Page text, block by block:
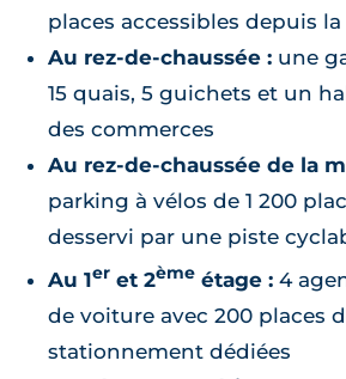
places accessibles depuis
Au rez-de-chaussée : une
15 quais, 5 guichets et un
des commerces
Au rez-de-chaussée de la
parking à vélos de 1 200
desservi par une piste
Au 1er et 2ème étage : 4
de voiture avec 200 places
stationnement dédiées